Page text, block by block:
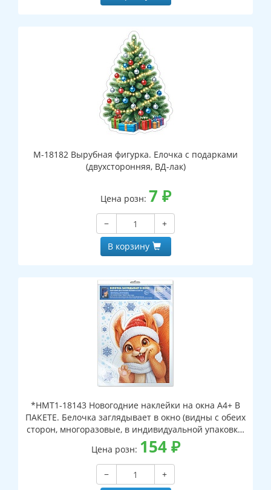
М-18182 Вырубная фигурка. Елочка с подарками
(двухсторонняя, ВД-лак)
Цена розн: 7 ₽
−
+
В корзину
*НМТ1-18143 Новогодние наклейки на окна А4+ В
ПАКЕТЕ. Белочка заглядывает в окно (видны с обеих
сторон, многоразовые, в индивидуальной упаковке,
с европодвесом и клеевым клапаном)
Цена розн: 154₽
−
+